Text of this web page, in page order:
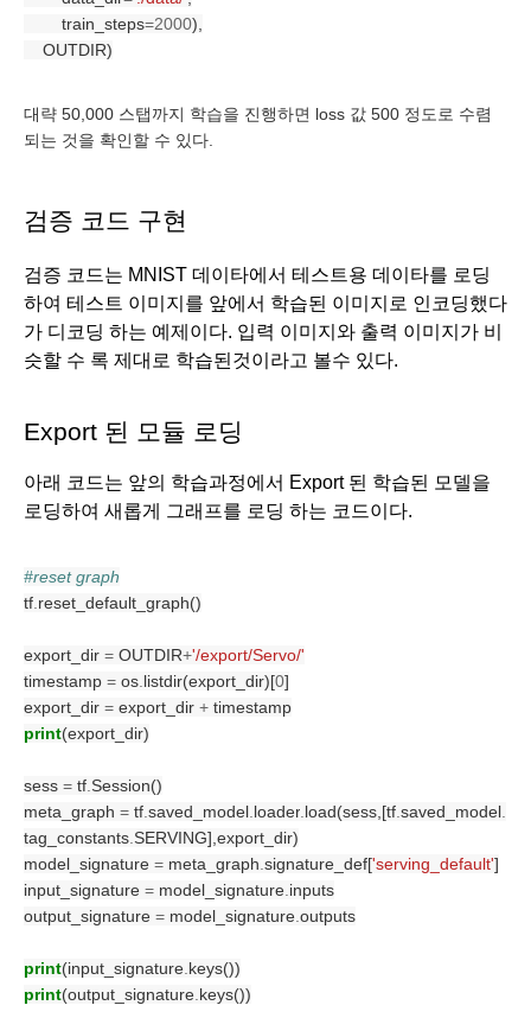
train_steps=2000),
OUTDIR)
대략 50,000 스탭까지 학습을 진행하면 loss 값 500 정도로 수렴
되는 것을 확인할 수 있다.
검증 코드 구현
검증 코드는 MNIST 데이타에서 테스트용 데이타를 로딩
하여 테스트 이미지를 앞에서 학습된 이미지로 인코딩했다
가 디코딩 하는 예제이다. 입력 이미지와 출력 이미지가 비
슷할 수 록 제대로 학습된것이라고 볼수 있다.
Export 된 모듈 로딩
아래 코드는 앞의 학습과정에서 Export 된 학습된 모델을
로딩하여 새롭게 그래프를 로딩 하는 코드이다.
#reset graph
tf reset_default_graph()
export_dir = OUTDIR+'/export/Servo/'
timestamp = os listdir(export_dir)[0]
export_dir = export_dir + timestamp
print(export_dir)
sess = tf Session()
meta_graph = tf saved_model loader load(sess,[tf saved_model
tag_constants SERVING],export_dir)
model_signature = meta_graph signature_def['serving_default']
input_signature = model_signature inputs
output_signature = model_signature outputs
print(input_signature keys())
print(output_signature keys())